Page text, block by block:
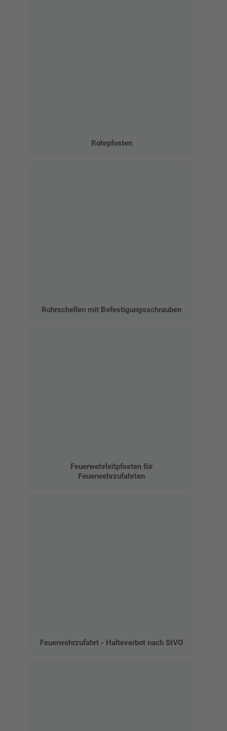
Rohrpfosten
Rohrschellen mit Befestigungsschrauben
Feuerwehrleitpfosten für
Feuerwehrzufahrten
Feuerwehrzufahrt - Halteverbot nach StVO